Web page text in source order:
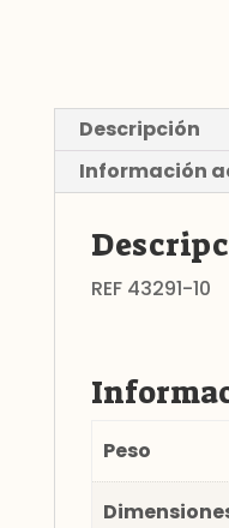
Descripción
Información
REF 43291-10
Peso